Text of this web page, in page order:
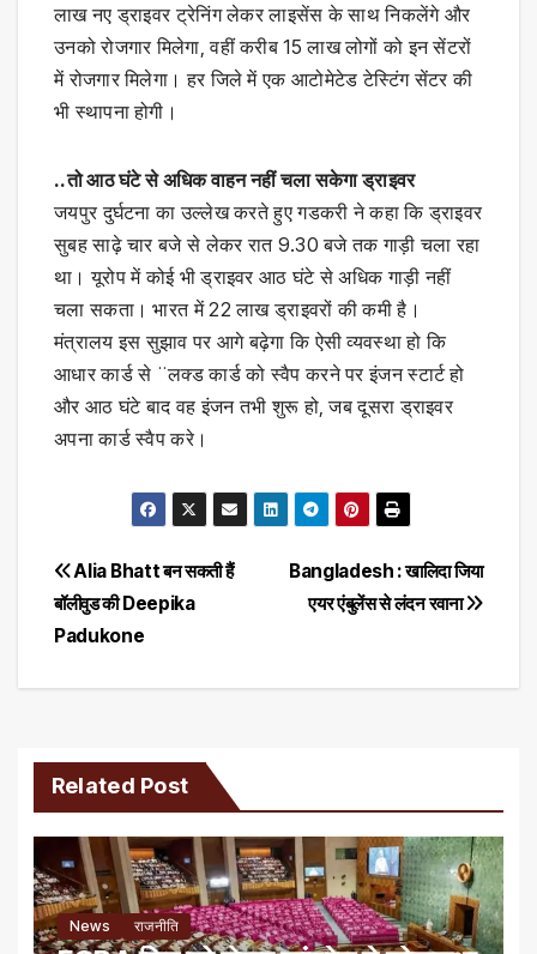
लाख नए ड्राइवर ट्रेनिंग लेकर लाइसेंस के साथ निकलेंगे और
उनको रोजगार मिलेगा, वहीं करीब 15 लाख लोगों को इन सेंटरों
में रोजगार मिलेगा। हर जिले में एक आटोमेटेड टेस्टिंग सेंटर की
भी स्थापना होगी।
..तो आठ घंटे से अधिक वाहन नहीं चला सकेगा ड्राइवर
जयपुर दुर्घटना का उल्लेख करते हुए गडकरी ने कहा कि ड्राइवर
सुबह साढ़े चार बजे से लेकर रात 9.30 बजे तक गाड़ी चला रहा
था। यूरोप में कोई भी ड्राइवर आठ घंटे से अधिक गाड़ी नहीं
चला सकता। भारत में 22 लाख ड्राइवरों की कमी है।
मंत्रालय इस सुझाव पर आगे बढ़ेगा कि ऐसी व्यवस्था हो कि
आधार कार्ड से ¨लक्ड कार्ड को स्वैप करने पर इंजन स्टार्ट हो
और आठ घंटे बाद वह इंजन तभी शुरू हो, जब दूसरा ड्राइवर
अपना कार्ड स्वैप करे।
Post
navigation
Bangladesh : खालिदा जिया
एयर एंबुलेंस से लंदन रवाना
Alia Bhatt बन सकती हैं
बॉलीवुड की Deepika
Padukone
Related Post
News राजनीति